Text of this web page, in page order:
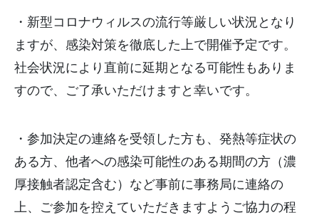
・新型コロナウィルスの流行等厳しい状況となり
ますが、感染対策を徹底した上で開催予定です。
社会状況により直前に延期となる可能性もありま
すので、ご了承いただけますと幸いです。
・参加決定の連絡を受領した方も、発熱等症状の
ある方、他者への感染可能性のある期間の方（濃
厚接触者認定含む）など事前に事務局に連絡の
上、ご参加を控えていただきますようご協力の程